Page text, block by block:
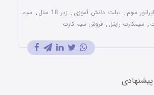
اپراتور سوم , تبلت دانش آموزی , زیر 18 سال , سیم
, سیمکارت رایتل , فروش سیم کارت